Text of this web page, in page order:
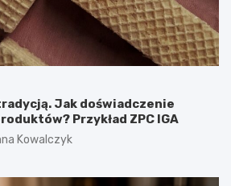
Jak doświadczenie
Przykład ZPC IGA
Kowalczyk